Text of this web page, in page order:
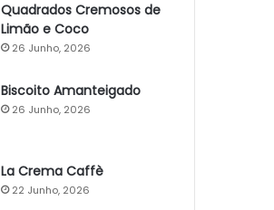
Quadrados Cremosos de
Limão e Coco
26 Junho, 2026
Biscoito Amanteigado
26 Junho, 2026
La Crema Caffè
22 Junho, 2026